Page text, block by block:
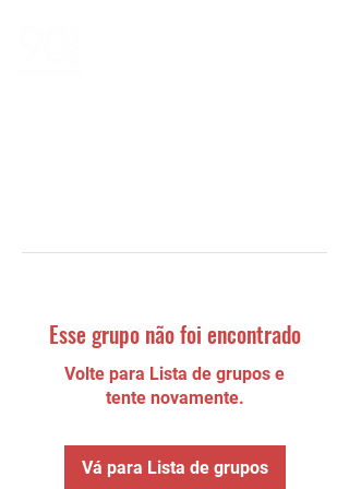
Esse grupo não foi encontrado
Volte para Lista de grupos e
tente novamente.
Vá para Lista de grupos